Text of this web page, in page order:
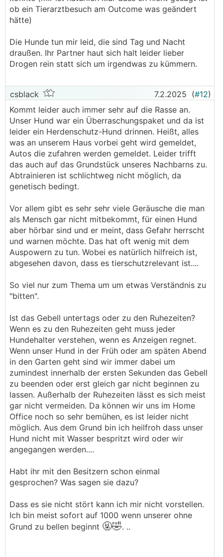
ob ein Tierarztbesuch am Outcome was geändert
hätte)
Die Hunde tun mir leid, die sind Tag und Nacht
draußen. Ihr Partner haut sich halt leider lieber
Drogen rein statt sich um irgendwas zu kümmern.
csblack 7.2.2025 (#12)
Kommt leider auch immer sehr auf die Rasse an.
Unser Hund war ein Überraschungspaket und da ist
leider ein Herdenschutz-Hund drinnen. Heißt, alles
was an unserem Haus vorbei geht wird gemeldet,
Autos die zufahren werden gemeldet. Leider trifft
das auch auf das Grundstück unseres Nachbarns zu.
Abtrainieren ist schlichtweg nicht möglich, da
genetisch bedingt.
Vor allem gibt es sehr sehr viele Geräusche die man
als Mensch gar nicht mitbekommt, für einen Hund
aber hörbar sind und er meint, dass Gefahr herrscht
und warnen möchte. Das hat oft wenig mit dem
Auspowern zu tun. Wobei es natürlich hilfreich ist,
abgesehen davon, dass es tierschutzrelevant ist....
So viel nur zum Thema um um etwas Verständnis zu
"bitten".
Ist das Gebell untertags oder zu den Ruhezeiten?
Wenn es zu den Ruhezeiten geht muss jeder
Hundehalter verstehen, wenn es Anzeigen regnet.
Wenn unser Hund in der Früh oder am späten Abend
in den Garten geht sind wir immer dabei um
zumindest innerhalb der ersten Sekunden das Gebell
zu beenden oder erst gleich gar nicht beginnen zu
lassen. Außerhalb der Ruhezeiten lässt es sich meist
gar nicht vermeiden. Da können wir uns im Home
Office noch so sehr bemühen, es ist leider nicht
möglich. Aus dem Grund bin ich heilfroh dass unser
Hund nicht mit Wasser bespritzt wird oder wir
angegangen werden....
Habt ihr mit den Besitzern schon einmal
gesprochen? Was sagen sie dazu?
Dass es sie nicht stört kann ich mir nicht vorstellen.
Ich bin meist sofort auf 1000 wenn unserer ohne
Grund zu bellen beginnt 🤬🤣. ..